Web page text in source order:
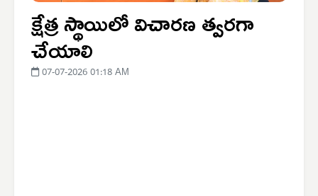
క్షేత్ర స్థాయిలో విచారణ త్వరగా
చేయాలి
07-07-2026 01:18 AM